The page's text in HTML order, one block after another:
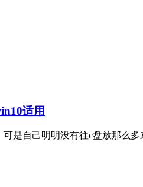
适用
是自己明明没有往c盘放那么